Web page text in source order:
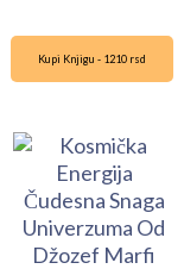
Kupi Knjigu - 1210 rsd